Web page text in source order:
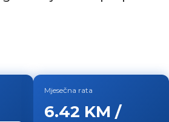
Mjesečna rata
6.42 KM /